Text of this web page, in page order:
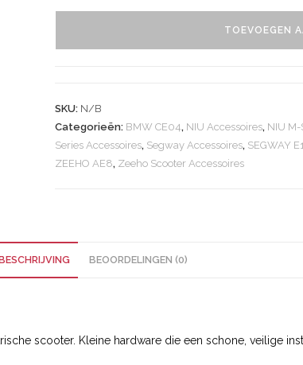
TOEVOEGEN
SKU: N/B
Categorieën: BMW CE04, NIU Accessoires, NIU M-
Series Accessoires, Segway Accessoires, SEGWAY
ZEEHO AE8, Zeeho Scooter Accessoires
BEOORDELINGEN (0)
scooter. Kleine hardware die een schone, veilige